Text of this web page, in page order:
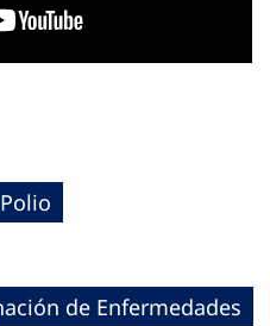
de Enfermedades